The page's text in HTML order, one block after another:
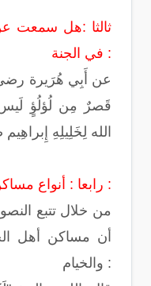
ثالثا :هل سمعت
في الجنة :
قَصرٌ مِن لُؤلُؤٍ
الله لِخَلِيلِهِ
رابعا : أنواع مساكن أهل الجنة :
أن مساكن أهل
والخيام :